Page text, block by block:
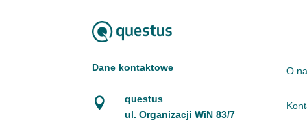
Dane kontaktowe

questus
ul. Organizacji WiN 83/7
O